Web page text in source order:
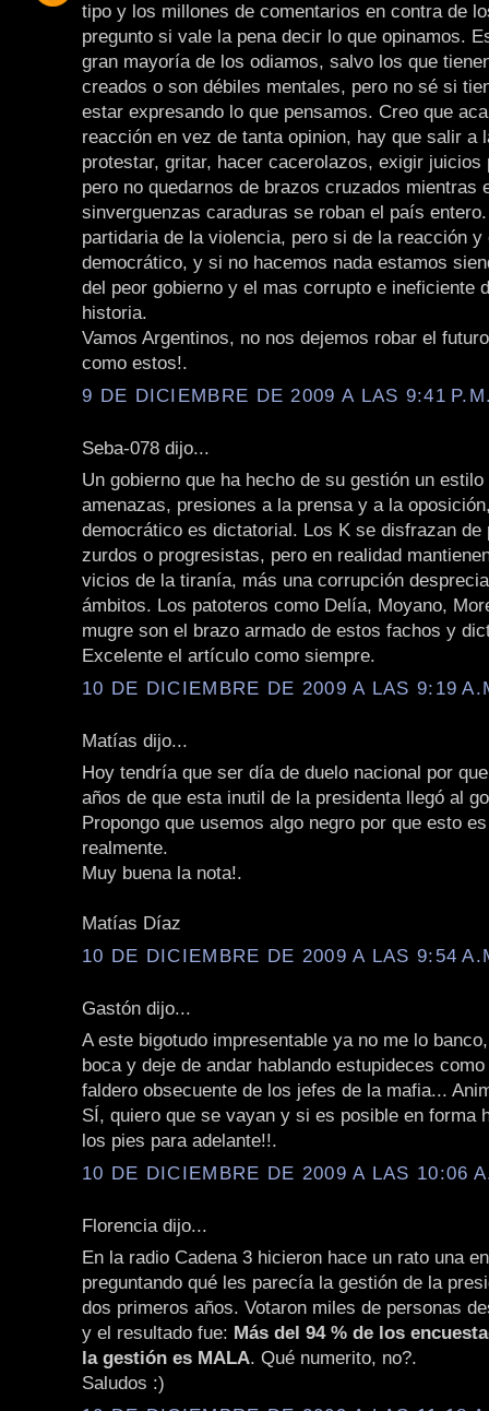
tipo y los millones de comentarios en contra de
pregunto si vale la pena decir lo que opinamos.
gran mayoría de los odiamos, salvo los que
creados o son débiles mentales, pero no sé si
estar expresando lo que pensamos. Creo que
reacción en vez de tanta opinion, hay que salir a
protestar, gritar, hacer cacerolazos, exigir
pero no quedarnos de brazos cruzados mientras
sinverguenzas caraduras se roban el país
partidaria de la violencia, pero si de la reacción y
democrático, y si no hacemos nada estamos
del peor gobierno y el mas corrupto e ineficiente
historia.
Vamos Argentinos, no nos dejemos robar el
como estos!.
9 DE DICIEMBRE DE 2009 A LAS 9:41
Seba-078 dijo...
Un gobierno que ha hecho de su gestión un
amenazas, presiones a la prensa y a la
democrático es dictatorial. Los K se disfrazan de
zurdos o progresistas, pero en realidad
vicios de la tiranía, más una corrupción
ámbitos. Los patoteros como Delía, Moyano,
mugre son el brazo armado de estos fachos y
Excelente el artículo como siempre.
10 DE DICIEMBRE DE 2009 A LAS 9:19
Matías dijo...
Hoy tendría que ser día de duelo nacional por
años de que esta inutil de la presidenta llegó al
Propongo que usemos algo negro por que esto
realmente.
Muy buena la nota!.
Matías Díaz
10 DE DICIEMBRE DE 2009 A LAS 9:54
Gastón dijo...
A este bigotudo impresentable ya no me lo
boca y deje de andar hablando estupideces
faldero obsecuente de los jefes de la mafia...
SÍ, quiero que se vayan y si es posible en forma
los pies para adelante!!.
10 DE DICIEMBRE DE 2009 A LAS 10:06
Florencia dijo...
En la radio Cadena 3 hicieron hace un rato una
preguntando qué les parecía la gestión de la
dos primeros años. Votaron miles de personas
y el resultado fue: Más del 94 % de los
la gestión es MALA. Qué numerito, no?.
Saludos :)